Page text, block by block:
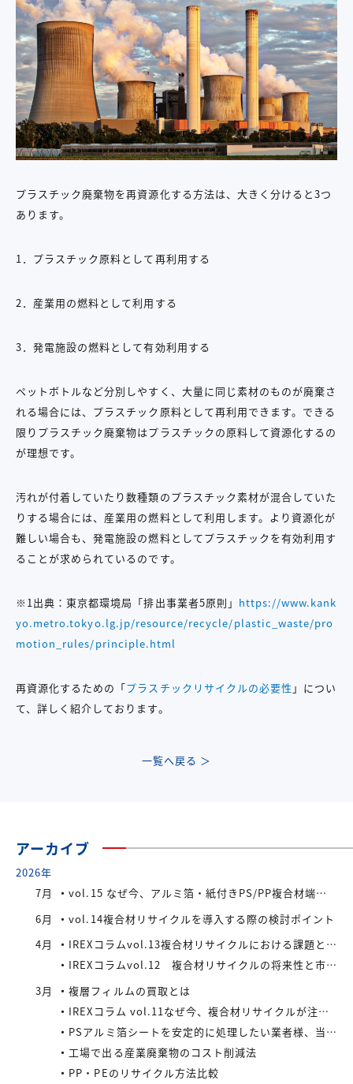
プラスチック廃棄物を再資源化する方法は、大きく分けると3つ
あります。
1．プラスチック原料として再利用する
2．産業用の燃料として利用する
3．発電施設の燃料として有効利用する
ペットボトルなど分別しやすく、大量に同じ素材のものが廃棄さ
れる場合には、プラスチック原料として再利用できます。できる
限りプラスチック廃棄物はプラスチックの原料して資源化するの
が理想です。
汚れが付着していたり数種類のプラスチック素材が混合していた
りする場合には、産業用の燃料として利用します。より資源化が
難しい場合も、発電施設の燃料としてプラスチックを有効利用す
ることが求められているのです。
※1出典：東京都環境局「排出事業者5原則」 https://www.kank
yo.metro.tokyo.lg.jp/resource/recycle/plastic_waste/pro
motion_rules/principle.html
再資源化するための「プラスチックリサイクルの必要性 」につい
て、詳しく紹介しております。
一覧へ戻る ＞
アーカイブ
2026年
7月
vol.15 なぜ今、アルミ箔・紙付きPS/PP複合材端材が注目されているのか
6月
vol.14複合材リサイクルを導入する際の検討ポイント
4月
IREXコラムvol.13複合材リサイクルにおける課題と今後の展望
IREXコラムvol.12 複合材リサイクルの将来性と市場拡大の可能性
3月
複層フィルムの買取とは
IREXコラム vol.11なぜ今、複合材リサイクルが注目されているのか
PSアルミ箔シートを安定的に処理したい業者様、当社が買い取ります！
工場で出る産業廃棄物のコスト削減法
PP・PEのリサイクル方法比較